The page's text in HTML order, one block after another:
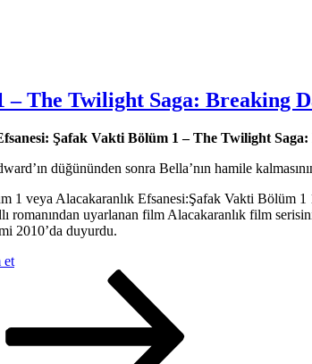
The Twilight Saga: Breaking
Şafak Vakti Bölüm 1 – The Twilight
düğününden sonra Bella’nın hamile
1 veya Alacakaranlık Efsanesi:Şafak Vakti Bölüm
romanından uyarlanan film Alacakaranlık film
2010’da duyurdu.
et“Alacakaranlık
Bölüm